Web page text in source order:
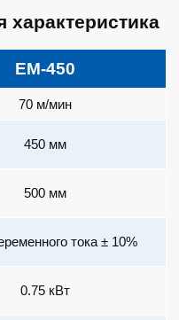
характеристика
EM-450
70 м/мин
450 мм
500 мм
тока ± 10%
0.75 кВт